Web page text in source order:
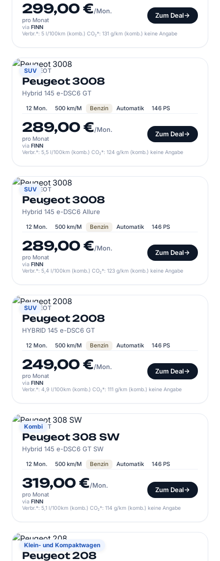
299,00 €/Mon.
pro Monat
Zum Deal
via FINN
Verbr.*: 5 l/100km (komb.) CO₂*: 131 g/km (komb.) keine Angabe
SUV
PEUGEOT
Peugeot 3008
Hybrid 145 e-DSC6 GT
12 Mon. 500 km/M Benzin Automatik 146 PS
289,00 €/Mon.
pro Monat
Zum Deal
via FINN
Verbr.*: 5,5 l/100km (komb.) CO₂*: 124 g/km (komb.) keine Angabe
SUV
PEUGEOT
Peugeot 3008
Hybrid 145 e-DSC6 Allure
12 Mon. 500 km/M Benzin Automatik 146 PS
289,00 €/Mon.
pro Monat
Zum Deal
via FINN
Verbr.*: 5,4 l/100km (komb.) CO₂*: 123 g/km (komb.) keine Angabe
SUV
PEUGEOT
Peugeot 2008
HYBRID 145 e-DSC6 GT
12 Mon. 500 km/M Benzin Automatik 146 PS
249,00 €/Mon.
pro Monat
Zum Deal
via FINN
Verbr.*: 4,9 l/100km (komb.) CO₂*: 111 g/km (komb.) keine Angabe
Kombi
PEUGEOT
Peugeot 308 SW
Hybrid 145 e-DSC6 GT SW
12 Mon. 500 km/M Benzin Automatik 146 PS
319,00 €/Mon.
pro Monat
Zum Deal
via FINN
Verbr.*: 5,1 l/100km (komb.) CO₂*: 114 g/km (komb.) keine Angabe
Klein- und Kompaktwagen
PEUGEOT
Peugeot 208